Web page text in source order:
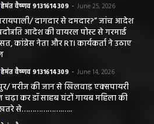
हेमंत वैष्णव 9131614309 - June 25, 2026
दागदार से दमदार?” जांच आदेश
आदेश की वायरल पोस्ट से गरमाई
कांग्रेस नेता और RTI कार्यकर्ता ने उठाए
हेमंत वैष्णव 9131614309 - June 14, 2026
मरीज की जान से खिलवाड़ एक्सपायरी
चढ़ा कर डॉ साहब घंटों गायब महिला की
से……………….…..